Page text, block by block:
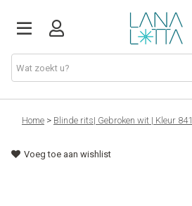
Stoffen
Fournituren
Home > Blinde rits| Gebroken wit | Kleur 841
Voeg toe aan wishlist